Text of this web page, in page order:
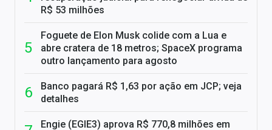
R$ 53 milhões
Foguete de Elon Musk colide com a Lua e
abre cratera de 18 metros; SpaceX programa
outro lançamento para agosto
Banco pagará R$ 1,63 por ação em JCP; veja
detalhes
Engie (EGIE3) aprova R$ 770,8 milhões em